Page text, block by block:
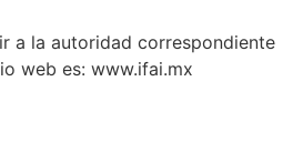
a la autoridad correspondiente
web es: www.ifai.mx